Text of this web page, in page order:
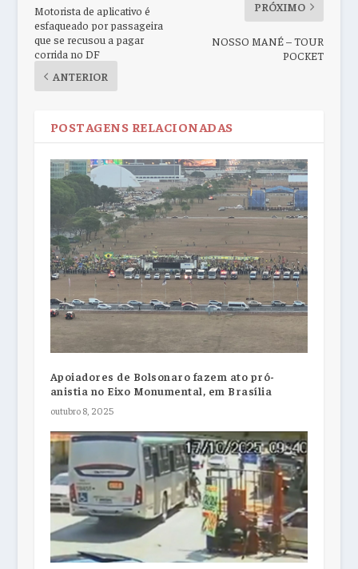
Motorista de aplicativo é
esfaqueado por passageira
que se recusou a pagar
corrida no DF
ANTERIOR
PRÓXIMO
NOSSO MANÉ – TOUR
POCKET
POSTAGENS RELACIONADAS
Apoiadores de Bolsonaro fazem ato pró-
anistia no Eixo Monumental, em Brasília
outubro 8, 2025